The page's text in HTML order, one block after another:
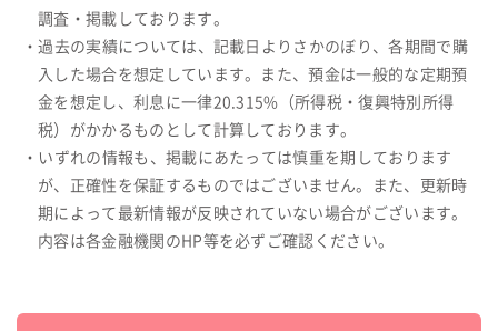
調査・掲載しております。
・過去の実績については、記載日よりさかのぼり、各期間で購
入した場合を想定しています。また、預金は一般的な定期預
金を想定し、利息に一律20.315%（所得税・復興特別所得
税）がかかるものとして計算しております。
・いずれの情報も、掲載にあたっては慎重を期しております
が、正確性を保証するものではございません。また、更新時
期によって最新情報が反映されていない場合がございます。
内容は各金融機関のHP等を必ずご確認ください。